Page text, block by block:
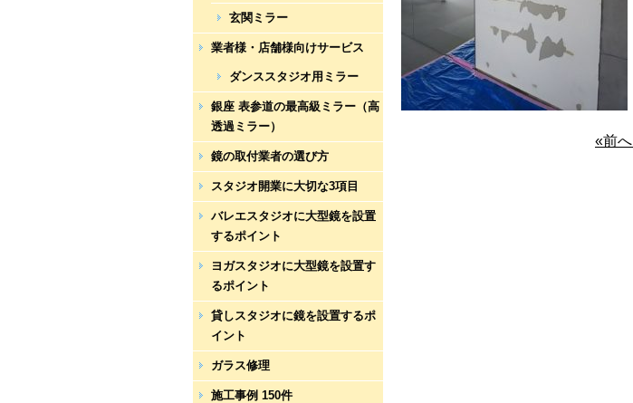
«前
玄関ミラー
業者様・店舗様向けサービス
ダンススタジオ用ミラー
銀座 表参道の最高級ミラー（高
透過ミラー）
鏡の取付業者の選び方
スタジオ開業に大切な3項目
バレエスタジオに大型鏡を設置
するポイント
ヨガスタジオに大型鏡を設置す
るポイント
貸しスタジオに鏡を設置するポ
イント
ガラス修理
施工事例 150件